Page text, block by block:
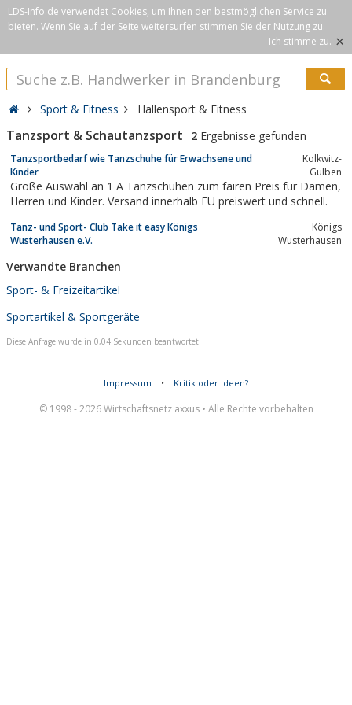
LDS-Info.de verwendet Cookies, um Ihnen den bestmöglichen Service zu
bieten. Wenn Sie auf der Seite weitersurfen stimmen Sie der Nutzung zu.
Ich stimme zu. ×
Sport & Fitness Hallensport & Fitness
Tanzsport & Schautanzsport 2 Ergebnisse gefunden
Tanzsportbedarf wie Tanzschuhe für Erwachsene und
Kinder
Kolkwitz-
Gulben
Große Auswahl an 1 A Tanzschuhen zum fairen Preis für Damen,
Herren und Kinder. Versand innerhalb EU preiswert und schnell.
Tanz- und Sport- Club Take it easy Königs
Wusterhausen e.V.
Königs
Wusterhausen
Verwandte Branchen
Sport- & Freizeitartikel
Sportartikel & Sportgeräte
Diese Anfrage wurde in 0,04 Sekunden beantwortet.
Impressum • Kritik oder Ideen?
© 1998 - 2026 Wirtschaftsnetz axxus • Alle Rechte vorbehalten